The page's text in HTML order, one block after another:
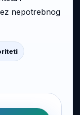
nepotrebnog